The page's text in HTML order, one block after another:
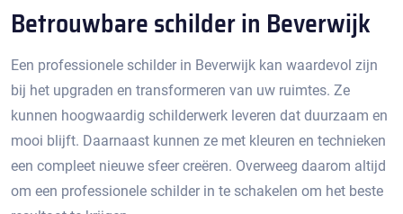
Betrouwbare schilder in Beverwijk
Een professionele schilder in Beverwijk kan waardevol zijn
bij het upgraden en transformeren van uw ruimtes.​ Ze
kunnen hoogwaardig schilderwerk leveren dat duurzaam en
mooi blijft.​ Daarnaast kunnen ze met kleuren en technieken
een compleet nieuwe sfeer creëren.​ Overweeg daarom altijd
om een professionele schilder in te schakelen om het beste